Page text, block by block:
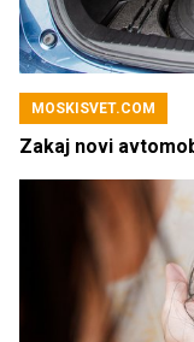
MOSKISVET.COM
Zakaj novi